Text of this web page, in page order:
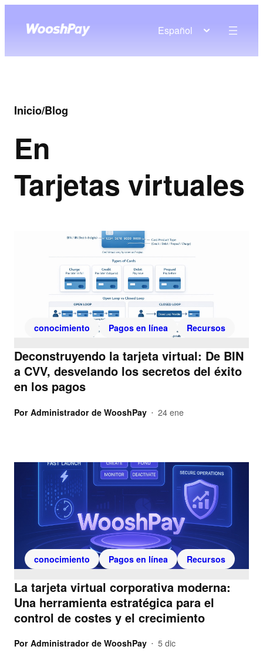
Español
Inicio/Blog
En
Tarjetas virtuales
conocimiento Pagos en línea Recursos
Deconstruyendo la tarjeta virtual: De BIN
a CVV, desvelando los secretos del éxito
en los pagos
Por Administrador de WooshPay • 24 ene
conocimiento Pagos en línea Recursos
La tarjeta virtual corporativa moderna:
Una herramienta estratégica para el
control de costes y el crecimiento
Por Administrador de WooshPay • 5 dic